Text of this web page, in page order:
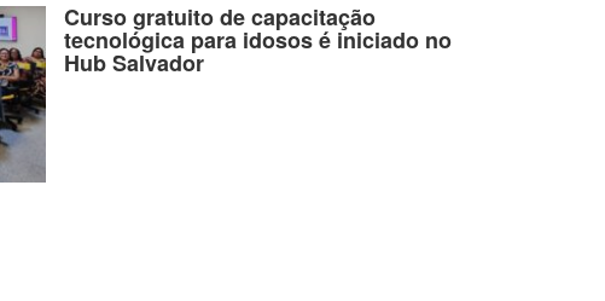
Curso gratuito de capacitação
tecnológica para idosos é iniciado no
Hub Salvador